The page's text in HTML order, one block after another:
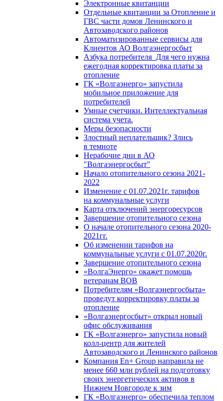
Электронные квитанции
Отдельные квитанции за Отопление и
ГВС части домов Ленинского и
Автозаводского районов
Автоматизированные сервисы для
Клиентов АО Волгаэнергосбыт
Азбука потребителя_Для чего нужна
ежегодная корректировка платы за
отопление
ГК «Волгаэнерго» запустила
мобильное приложение для
потребителей
Умные счетчики. Интеллектуальная
система учета.
Меры безопасности
Злостный неплательщик? Злись
в темноте
Нерабочие дни в АО
"Волгаэнергосбыт"
Начало отопительного сезона 2021-
2022
Изменение с 01.07.2021г. тарифов
на коммунальные услуги
Карта отключений энергоресурсов
Завершение отопительного сезона
О начале отопительного сезона 2020-
2021гг.
Об изменении тарифов на
коммунальные услуги с 01.07.2020г.
Завершение отопительного сезона
«ВолгаЭнерго» окажет помощь
ветеранам ВОВ
Потребителям «Волгаэнергосбыта»
проведут корректировку платы за
отопление
«Волгаэнергосбыт» открыл новый
офис обслуживания
ГК «Волгаэнерго» запустила новый
колл-центр для жителей
Автозаводского и Ленинского районов
Компания En+ Group направила не
менее 660 млн рублей на подготовку
своих энергетических активов в
Нижнем Новгороде к зим
ГК «Волгаэнерго» обеспечила теплом